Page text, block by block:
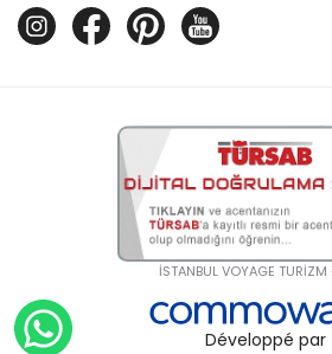
İSTANBUL VOYAGE
Développé par